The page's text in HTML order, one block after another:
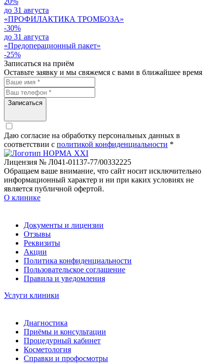
до 31 августа
«ПРОФИЛАКТИКА ТРОМБОЗА»
-30%
до 31 августа
«Предоперационный пакет»
-25%
Записаться на приём
Оставьте заявку и мы свяжемся с вами в ближайшее время
Записаться
Даю согласие на обработку персональных данных в
соответствии c политикой конфиденциальности *
Лицензия № Л041-01137-77/00332225
Обращаем ваше внимание, что сайт носит исключительно
информационный характер и ни при каких условиях не
является публичной офертой.
О клинике
Документы и лицензии
Отзывы
Реквизиты
Акции
Политика конфиденциальности
Пользовательское соглашение
Правила и уведомления
Услуги клиники
Диагностика
Приёмы и консультации
Процедурный кабинет
Косметология
Справки и профосмотры